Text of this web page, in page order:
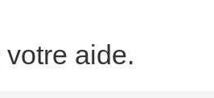
1: +34.9°C
aide.